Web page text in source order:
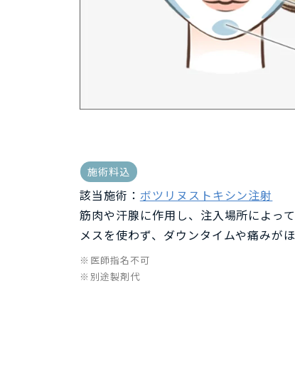
施術料込
該当施術： ボツリヌストキシン注射
筋肉や汗腺に作用し、注入場所によっ
メスを使わず、ダウンタイムや痛みが
医師指名不可
別途製剤代